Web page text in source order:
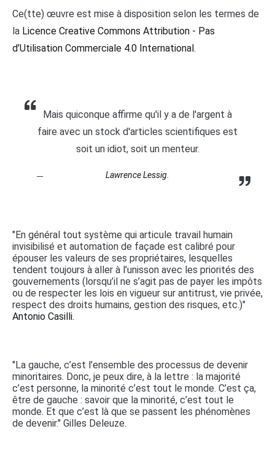
Ce(tte) œuvre est mise à disposition selon les termes de
la Licence Creative Commons Attribution - Pas
d’Utilisation Commerciale 4.0 International.
Mais quiconque affirme qu'il y a de l'argent à
faire avec un stock d'articles scientifiques est
soit un idiot, soit un menteur.
Lawrence Lessig.
"En général tout système qui articule travail humain
invisibilisé et automation de façade est calibré pour
épouser les valeurs de ses propriétaires, lesquelles
tendent toujours à aller à l’unisson avec les priorités des
gouvernements (lorsqu’il ne s’agit pas de payer les impôts
ou de respecter les lois en vigueur sur antitrust, vie privée,
respect des droits humains, gestion des risques, etc.)"
Antonio Casilli.
"La gauche, c’est l’ensemble des processus de devenir
minoritaires. Donc, je peux dire, à la lettre : la majorité
c’est personne, la minorité c’est tout le monde. C’est ça,
être de gauche : savoir que la minorité, c’est tout le
monde. Et que c’est là que se passent les phénomènes
de devenir." Gilles Deleuze.